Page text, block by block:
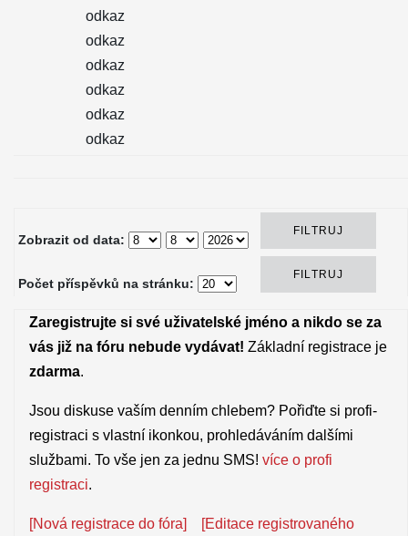
odkaz
odkaz
odkaz
odkaz
odkaz
odkaz
Zobrazit od data:
Počet příspěvků na stránku:
Zaregistrujte si své uživatelské jméno a nikdo se za
vás již na fóru nebude vydávat! Základní registrace je
zdarma.
Jsou diskuse vaším denním chlebem? Pořiďte si profi-
registraci s vlastní ikonkou, prohledáváním dalšími
službami. To vše jen za jednu SMS! více o profi
registraci.
[Nová registrace do fóra]
[Editace registrovaného